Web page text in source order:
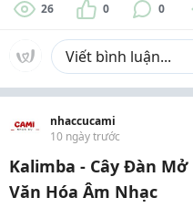
26 0 0
nhaccucami
10 ngày trước
Kalimba - Cây Đàn Mở
Văn Hóa Âm Nhạc